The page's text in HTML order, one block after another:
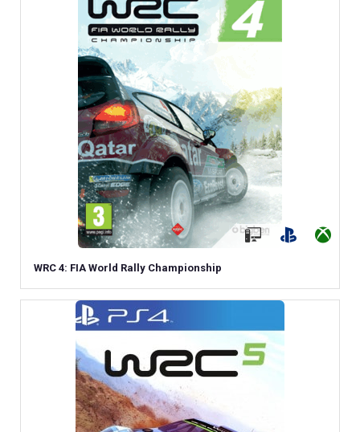
WRC 4: FIA World Rally Championship